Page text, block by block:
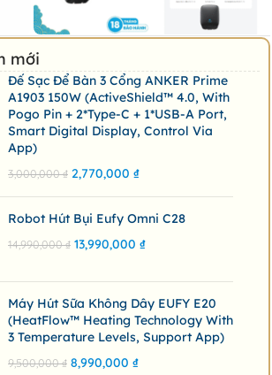
mới
Đế Sạc Để Bàn 3 Cổng ANKER Prime
A1903 150W (ActiveShield™ 4.0, With
Pogo Pin + 2*Type-C + 1*USB-A Port,
Smart Digital Display, Control Via
App)
3,000,000₫ 2,770,000 ₫
Robot Hút Bụi Eufy Omni C28
14,990,000₫ 13,990,000 ₫
Máy Hút Sữa Không Dây EUFY E20
(HeatFlow™ Heating Technology With
3 Temperature Levels, Support App)
9,500,000₫ 8,990,000 ₫